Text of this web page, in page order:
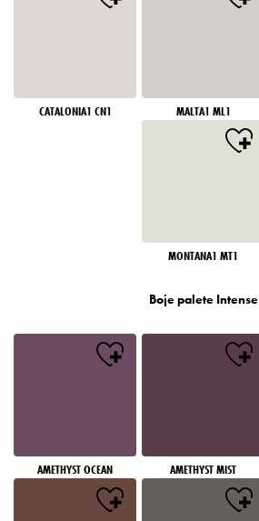
CATALONIA1 CN1 MALTA1 ML1
MONTANA1 MT1
Boje palete Intense
AMETHYST OCEAN AMETHYST MIST